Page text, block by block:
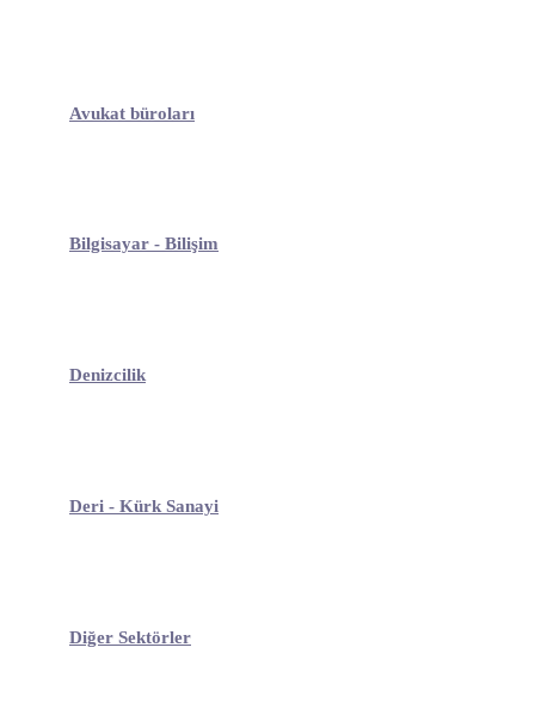
Avukat büroları
Bilgisayar - Bilişim
Denizcilik
Deri - Kürk Sanayi
Diğer Sektörler